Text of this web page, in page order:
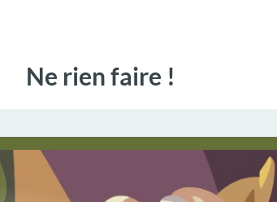
Ne rien faire !